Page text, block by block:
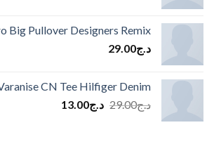
Big Pullover Designers Remix
د.ج29.00
CN Tee Hilfiger Denim
د.ج29.00 السعر
د.ج13.00السعر